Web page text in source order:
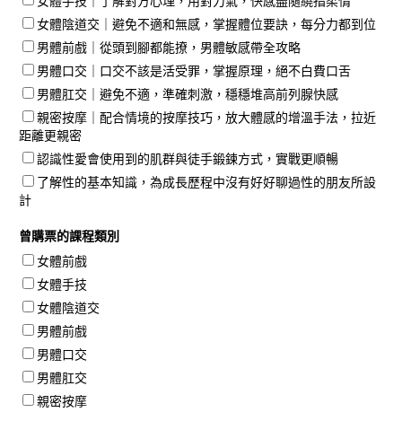
女體陰道交｜避免不適和無感，掌握體位要訣，每分力都到位
男體前戲｜從頭到腳都能撩，男體敏感帶全攻略
男體口交｜口交不該是活受罪，掌握原理，絕不白費口舌
男體肛交｜避免不適，準確刺激，穩穩堆高前列腺快感
親密按摩｜配合情境的按摩技巧，放大體感的增溫手法，拉近
距離更親密
認識性愛會使用到的肌群與徒手鍛鍊方式，實戰更順暢
了解性的基本知識，為成長歷程中沒有好好聊過性的朋友所設
計
曾購票的課程類別
女體前戲
女體手技
女體陰道交
男體前戲
男體口交
男體肛交
親密按摩